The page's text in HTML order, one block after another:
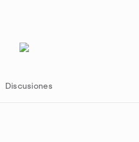
Discusiones